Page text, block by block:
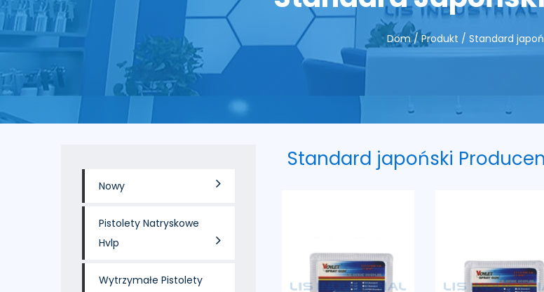
Dom/Produkt / Standard
Nowy
Pistolety Natryskowe
Hvlp
Wytrzymałe Pistolety
Standard japoński